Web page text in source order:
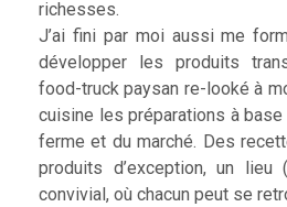
richesses.
J’ai fini par moi aussi me
développer les produits
food-truck paysan re-looké à
cuisine les préparations à
ferme et du marché. Des
produits d’exception, un lieu
convivial, où chacun peut se